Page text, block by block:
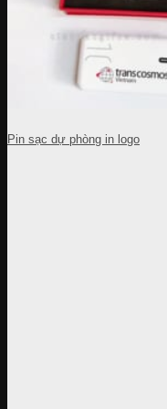
Pin sạc dự phòng in logo